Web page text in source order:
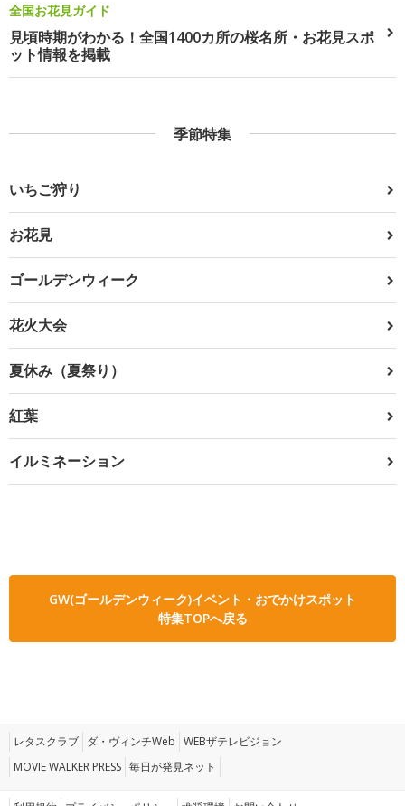
全国お花見ガイド
見頃時期がわかる！全国1400カ所の桜名所・お花見スポ
ット情報を掲載
季節特集
いちご狩り
お花見
ゴールデンウィーク
花火大会
夏休み（夏祭り）
紅葉
イルミネーション
GW(ゴールデンウィーク)イベント・おでかけスポット
特集TOPへ戻る
レタスクラブ ダ・ヴィンチWeb WEBザテレビジョン
MOVIE WALKER PRESS 毎日が発見ネット